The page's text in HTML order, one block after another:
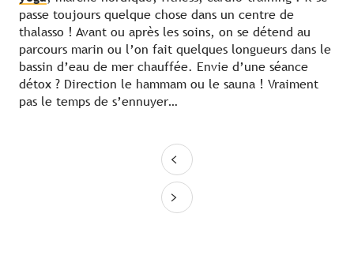
passe toujours quelque chose dans un centre de
thalasso ! Avant ou après les soins, on se détend au
parcours marin ou l’on fait quelques longueurs dans le
bassin d’eau de mer chauffée. Envie d’une séance
détox ? Direction le hammam ou le sauna ! Vraiment
pas le temps de s’ennuyer…